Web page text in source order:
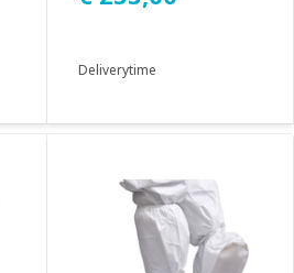
Deliverytime